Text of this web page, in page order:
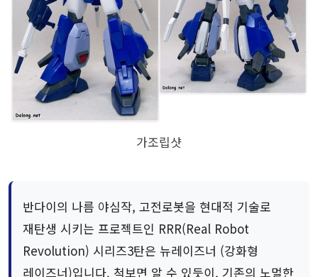
가조립샷
반다이의 나름 야심작, 고전로봇을 현대적 기술로
재탄생 시키는 프로젝트인 RRR(Real Robot
Revolution) 시리즈3탄은 뉴레이즈너 (강화형
레이즈너)입니다. 척보면 알 수 있듯이, 기존의 노멀한